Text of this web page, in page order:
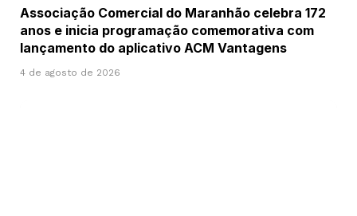
Associação Comercial do Maranhão celebra 172
anos e inicia programação comemorativa com
lançamento do aplicativo ACM Vantagens
4 de agosto de 2026